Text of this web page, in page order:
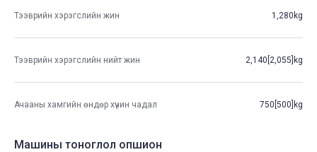
Тээврийн хэрэгслийн жин 1,280kg
Тээврийн хэрэгслийн нийт жин 2,140[2,055]kg
Ачааны хамгийн өндөр хүчин чадал 750[500]kg
Машины тоноглол опшион